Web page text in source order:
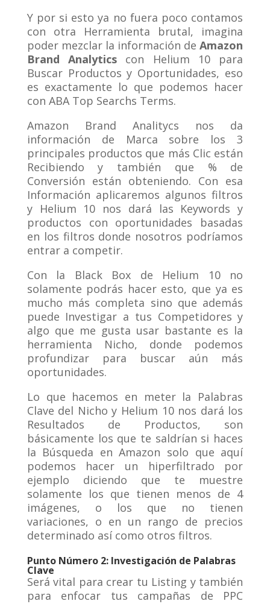
Y por si esto ya no fuera poco contamos
con otra Herramienta brutal, imagina
poder mezclar la información deAmazon
Brand Analytics con Helium 10 para
Buscar Productos y Oportunidades, eso
es exactamente lo que podemos hacer
con ABA Top Searchs Terms.
Amazon Brand Analitycs nos da
información de Marca sobre los 3
principales productos que más Clic están
Recibiendo y también que % de
Conversión están obteniendo. Con esa
Información aplicaremos algunos filtros
y Helium 10 nos dará las Keywords y
productos con oportunidades basadas
en los filtros donde nosotros podríamos
entrar a competir.
Con la Black Box de Helium 10 no
solamente podrás hacer esto, que ya es
mucho más completa sino que además
puede Investigar a tus Competidores y
algo que me gusta usar bastante es la
herramienta Nicho, donde podemos
profundizar para buscar aún más
oportunidades.
Lo que hacemos en meter la Palabras
Clave del Nicho y Helium 10 nos dará los
Resultados de Productos, son
básicamente los que te saldrían si haces
la Búsqueda en Amazon solo que aquí
podemos hacer un hiperfiltrado por
ejemplo diciendo que te muestre
solamente los que tienen menos de 4
imágenes, o los que no tienen
variaciones, o en un rango de precios
determinado así como otros filtros.
Punto Número 2: Investigación de Palabras
Clave
Será vital para crear tu Listing y también
para enfocar tus campañas de PPC